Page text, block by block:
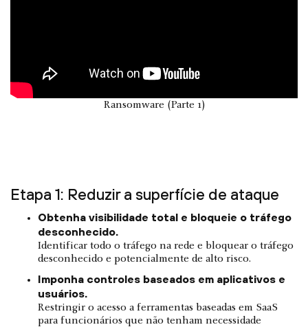
Ransomware (Parte 1)
Etapa 1: Reduzir a superfície de ataque
Obtenha visibilidade total e bloqueie o tráfego
desconhecido.
Identificar todo o tráfego na rede e bloquear o tráfego
desconhecido e potencialmente de alto risco.
Imponha controles baseados em aplicativos e
usuários.
Restringir o acesso a ferramentas baseadas em SaaS
para funcionários que não tenham necessidade